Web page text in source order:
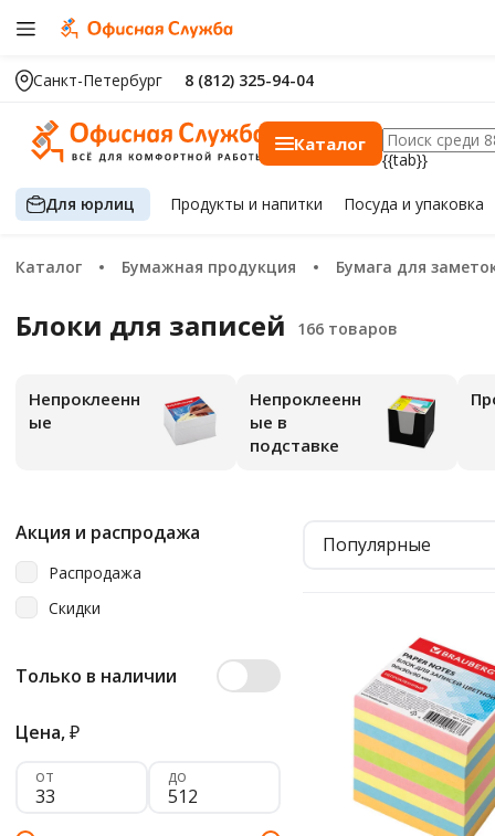
Санкт-Петербург 8 (812) 325-94-04
Каталог
{{tab}}
Для юрлиц Продуктыи напитки Посуда и упаковка
Каталог Бумажная продукция Бумага для
Блоки для записей
Непроклеенн
ые
Непроклеенн
ые в
подставке
Акция и распродажа
Распродажа
Скидки
Только в наличии
Цена,₽
от до
Популярные